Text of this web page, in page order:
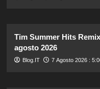
Tim Summer Hits
agosto 2026
Blog.IT 7 Agosto 2026 :